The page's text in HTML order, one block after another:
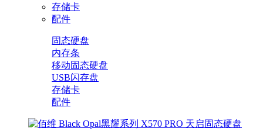
存储卡
配件
固态硬盘
内存条
移动固态硬盘
USB闪存盘
存储卡
配件